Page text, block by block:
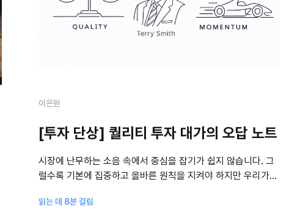
이은원
[투자 단상] 퀄리티 투자 대가의 오답 노트
시장에 난무하는 소음 속에서 중심을 잡기가 쉽지 않습니다. 그
럴수록 기본에 집중하고 올바른 원칙을 지켜야 하지만 우리가
저가 시의적절한 고민을 함께 나누
읽는 데 8분 걸림